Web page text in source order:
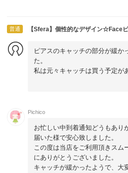
普通 【Sfera】個性的なデザイン☆Face
ピアスのキャッチの部分が緩か
た。
私は元々キャッチは買う予定が
いませんでしたが、そうじゃ
Pichico
お忙しい中到着通知どうもあり
届いた様で安心致しました。
この度は当店をご利用頂きスム
にありがとうございました。
キャッチが緩かったようで、大